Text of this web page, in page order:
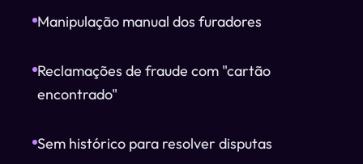
Manipulação manual dos furadores
Reclamações de fraude com "cartão
encontrado"
Sem histórico para resolver disputas